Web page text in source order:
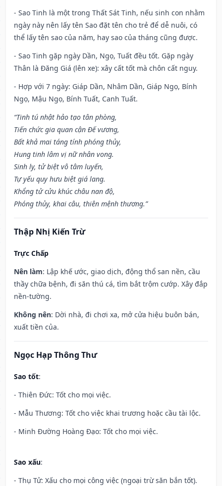
- Sao Tinh là một trong Thất Sát Tinh, nếu sinh con nhằm
ngày này nên lấy tên Sao đặt tên cho trẻ để dễ nuôi, có
thể lấy tên sao của năm, hay sao của tháng cũng được.
- Sao Tinh gặp ngày Dần, Ngọ, Tuất đều tốt. Gặp ngày
Thân là Đăng Giá (lên xe): xây cất tốt mà chôn cất nguy.
- Hợp với 7 ngày: Giáp Dần, Nhâm Dần, Giáp Ngọ, Bính
Ngọ, Mậu Ngọ, Bính Tuất, Canh Tuất.
“Tinh tú nhật hảo tạo tân phòng,
Tiến chức gia quan cận Đế vương,
Bất khả mai táng tính phóng thủy,
Hung tinh lâm vị nữ nhân vong.
Sinh ly, tử biệt vô tâm luyến,
Tự yếu quy hưu biệt giá lang.
Khổng tử cửu khúc châu nan độ,
Phóng thủy, khai câu, thiên mệnh thương.”
Thập Nhị Kiến Trừ
Trực Chấp
Nên làm: Lập khế ước, giao dịch, động thổ san nền, cầu
thầy chữa bệnh, đi săn thú cá, tìm bắt trộm cướp. Xây đắp
nền-tường.
Không nên: Dời nhà, đi chơi xa, mở cửa hiệu buôn bán,
xuất tiền của.
Ngọc Hạp Thông Thư
Sao tốt:
- Thiên Đức: Tốt cho mọi việc.
- Mẫu Thương: Tốt cho việc khai trương hoặc cầu tài lộc.
- Minh Đường Hoàng Đạo: Tốt cho mọi việc.
Sao xấu:
- Thụ Tử: Xấu cho mọi công việc (ngoại trừ săn bắn tốt).